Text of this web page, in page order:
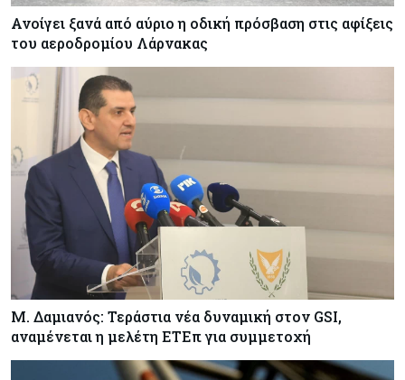
Ανοίγει ξανά από αύριο η οδική πρόσβαση στις αφίξεις
του αεροδρομίου Λάρνακας
Μ. Δαμιανός: Τεράστια νέα δυναμική στον GSI,
αναμένεται η μελέτη ΕΤΕπ για συμμετοχή